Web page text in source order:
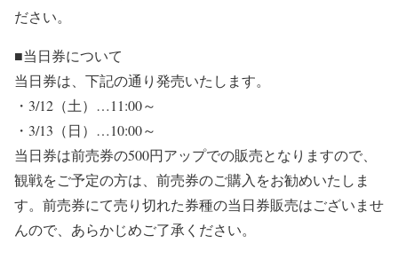
ださい。
■当日券について
当日券は、下記の通り発売いたします。
・3/12（土）…11:00～
・3/13（日）…10:00～
当日券は前売券の500円アップでの販売となりますので、
観戦をご予定の方は、前売券のご購入をお勧めいたしま
す。前売券にて売り切れた券種の当日券販売はございませ
んので、あらかじめご了承ください。